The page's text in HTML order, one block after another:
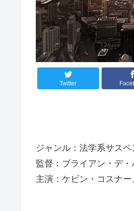
Twitter
ジャンル：法学系サス
監督：ブライアン・デ・
主演：ケビン・コスナ